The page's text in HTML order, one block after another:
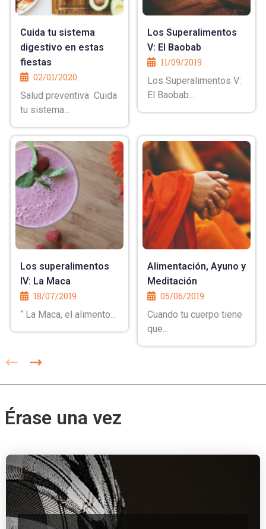
Cuida tu sistema
digestivo en estas
fiestas
02/01/2020
Salud preventiva Cuida
tu sistema...
Los Superalimentos
V: El Baobab
11/09/2019
Los Superalimentos V:
El Baobab...
Los superalimentos
IV: La Maca
18/07/2019
“ La Maca, el alimento...
Alimentación, Ayuno y
Meditación
05/06/2019
Cuando tu cuerpo tiene
que...
Érase una vez